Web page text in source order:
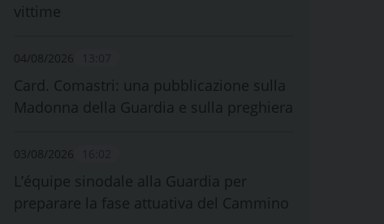
vittime
04/08/2026
Card. Comastri: una pubblicazione sulla
Madonna della Guardia e sulla preghiera
03/08/2026
L’équipe sinodale alla Guardia per
preparare la fase attuativa del Cammino